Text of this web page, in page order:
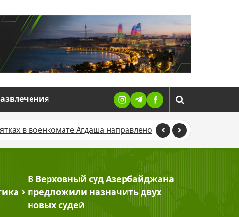
Агдаша направлено в суд В Баку TikTok-блогера
>
В Верховный суд Азербайджана
предложили назначить двух
новых судей